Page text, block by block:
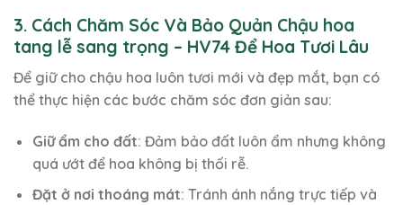
3. Cách Chăm Sóc Và Bảo Quản Chậu hoa
tang lễ sang trọng – HV74 Để Hoa Tươi Lâu
Để giữ cho chậu hoa luôn tươi mới và đẹp mắt, bạn có
thể thực hiện các bước chăm sóc đơn giản sau:
Giữ ẩm cho đất: Đảm bảo đất luôn ẩm nhưng không
quá ướt để hoa không bị thối rễ.
Đặt ở nơi thoáng mát: Tránh ánh nắng trực tiếp và